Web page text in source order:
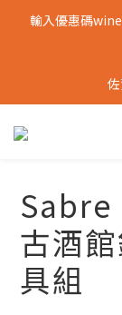
輸入優惠碼
古酒
具組